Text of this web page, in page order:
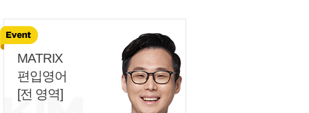
MATRIX
편입영어
[전 영역]